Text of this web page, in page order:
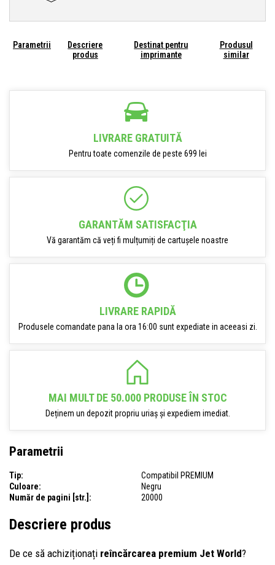
Parametrii
Descriere
produs
Destinat pentru
imprimante
Produsul
similar
LIVRARE GRATUITĂ
Pentru toate comenzile de peste 699 lei
GARANTĂM SATISFACŢIA
Vă garantăm că veți fi mulțumiți de cartușele noastre
LIVRARE RAPIDĂ
Produsele comandate pana la ora 16:00 sunt expediate in aceeasi zi.
MAI MULT DE 50.000 PRODUSE ÎN STOC
Deținem un depozit propriu uriaș și expediem imediat.
Parametrii
Tip:
Compatibil PREMIUM
Culoare:
Negru
Număr de pagini [str.]:
20000
Descriere produs
De ce să achiziționați reîncărcarea premium Jet World?